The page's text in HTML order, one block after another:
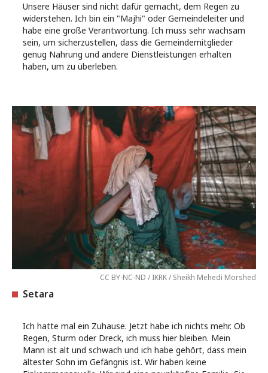
Unsere Häuser sind nicht dafür gemacht, dem Regen zu
widerstehen. Ich bin ein "Majhi" oder Gemeindeleiter und
habe eine große Verantwortung. Ich muss sehr wachsam
sein, um sicherzustellen, dass die Gemeindemitglieder
genug Nahrung und andere Dienstleistungen erhalten
haben, um zu überleben.
CC BY-NC-ND / IKRK / Sheikh Mehedi Morshed
Setara
Ich hatte mal ein Zuhause. Jetzt habe ich nichts mehr. Ob
Regen, Sturm oder Dreck, ich muss hier bleiben. Mein
Mann ist alt und schwach und ich habe gehört, dass mein
ältester Sohn im Gefängnis ist. Wir haben keine